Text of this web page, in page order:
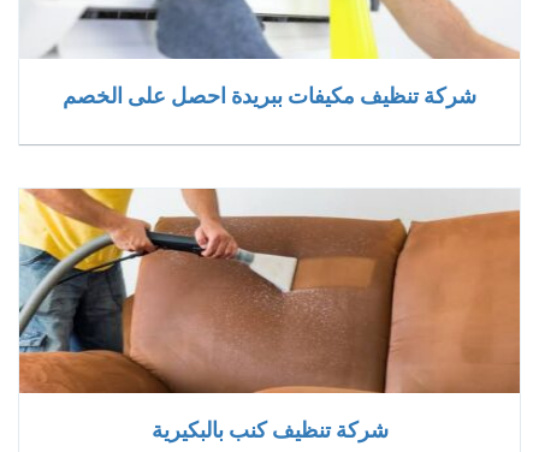
شركة تنظيف مكيفات ببريدة احصل على الخصم
شركة تنظيف كنب بالبكيرية